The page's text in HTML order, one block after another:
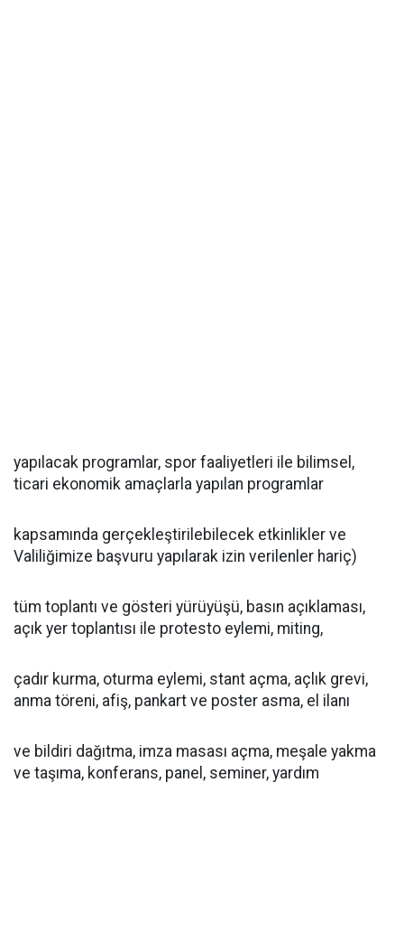
yapılacak programlar, spor faaliyetleri ile bilimsel,
ticari ekonomik amaçlarla yapılan programlar
kapsamında gerçekleştirilebilecek etkinlikler ve
Valiliğimize başvuru yapılarak izin verilenler hariç)
tüm toplantı ve gösteri yürüyüşü, basın açıklaması,
açık yer toplantısı ile protesto eylemi, miting,
çadır kurma, oturma eylemi, stant açma, açlık grevi,
anma töreni, afiş, pankart ve poster asma, el ilanı
ve bildiri dağıtma, imza masası açma, meşale yakma
ve taşıma, konferans, panel, seminer, yardım